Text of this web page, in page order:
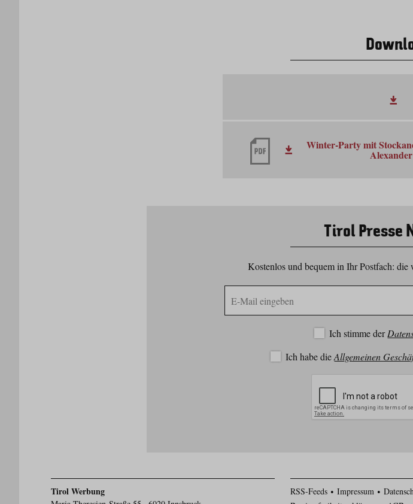
Winter-Party mit
Tirol Presse
Kostenlos und bequem in Ihr Postfach:
Mail
Ich stimme der
Ich habe dieAllgemeinen
Tirol Werbung RSS-Feeds Impressum